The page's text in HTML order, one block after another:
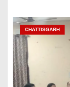
CHATTISGARH